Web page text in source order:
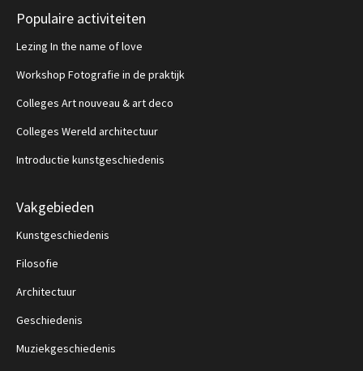
Populaire activiteiten
Lezing In the name of love
Workshop Fotografie in de praktijk
Colleges Art nouveau & art deco
Colleges Wereld architectuur
Introductie kunstgeschiedenis
Vakgebieden
Kunstgeschiedenis
Filosofie
Architectuur
Geschiedenis
Muziekgeschiedenis